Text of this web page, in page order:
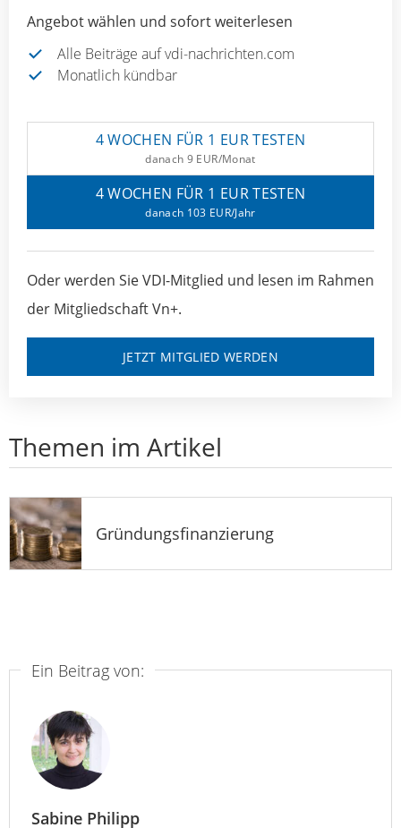
Angebot wählen und sofort weiterlesen
Alle Beiträge auf vdi-nachrichten.com
Monatlich kündbar
4 WOCHEN FÜR 1 EUR TESTEN
danach 9 EUR/Monat
4 WOCHEN FÜR 1 EUR TESTEN
danach 103 EUR/Jahr
Oder werden Sie VDI-Mitglied und lesen im Rahmen
der Mitgliedschaft Vn+.
JETZT MITGLIED WERDEN
Themen im Artikel
Gründungsfinanzierung
Ein Beitrag von:
Sabine Philipp